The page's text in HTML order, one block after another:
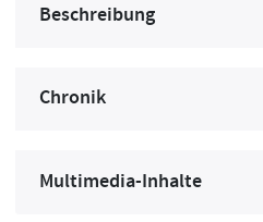
Beschreibung
Chronik
Multimedia-Inhalte